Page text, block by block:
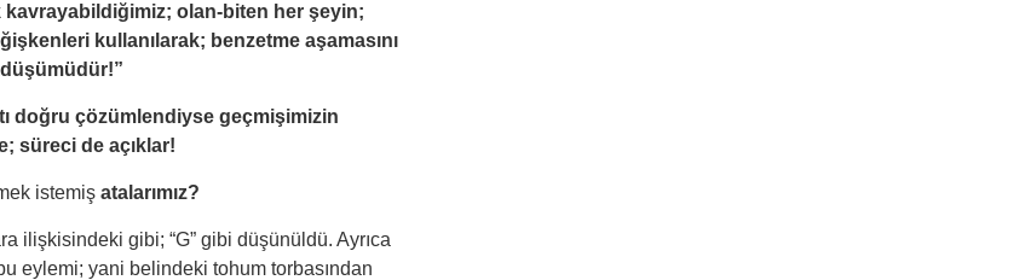
kavrayabildiğimiz; olan-biten her şeyin;
kullanılarak; benzetme aşamasını
doğru çözümlendiyse geçmişimizin
süreci de açıklar!
istemiş atalarımız?
ilişkisindeki gibi; “G” gibi düşünüldü. Ayrıca
eylemi; yani belindeki tohum torbasından